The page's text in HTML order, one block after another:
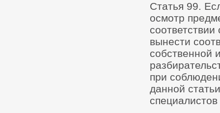
Статья 99.
осмотр
вынести
собственной
при
данной